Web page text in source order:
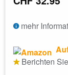
mehr
Berichten